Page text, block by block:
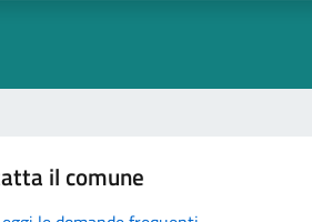
il comune